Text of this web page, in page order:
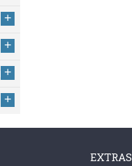
+
+
+
+
EXTRAS